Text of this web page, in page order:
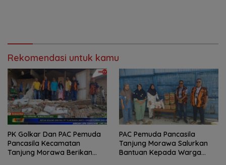
Rekomendasi untuk kamu
PK Golkar Dan PAC Pemuda
Pancasila Kecamatan
Tanjung Morawa Berikan
PAC Pemuda Pancasila
Tanjung Morawa Salurkan
Bantuan Kepada Warga